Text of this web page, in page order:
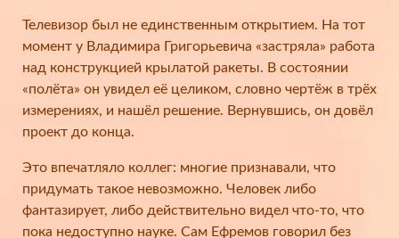
Телевизор был не единственным открытием. На тот
момент у Владимира Григорьевича «застряла» работа
над конструкцией крылатой ракеты. В состоянии
«полёта» он увидел её целиком, словно чертёж в трёх
измерениях, и нашёл решение. Вернувшись, он довёл
проект до конца.
Это впечатляло коллег: многие признавали, что
придумать такое невозможно. Человек либо
фантазирует, либо действительно видел что-то, что
пока недоступно науке. Сам Ефремов говорил без